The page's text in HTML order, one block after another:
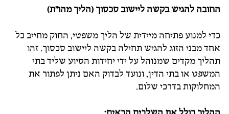
החובה להגיש בקשה ליישוב סכסוך (הליך מהו"ת)
כדי למנוע פתיחה מיידית של הליך משפטי, החוק מחייב כל
אחד מבני הזוג להגיש תחילה בקשה ליישוב סכסוך. זהו
תהליך מקדים שמנוהל על ידי יחידות הסיוע שליד בתי
המשפט או בתי הדין, ונועד לבדוק האם ניתן לפתור את
המחלוקות בדרכי שלום.